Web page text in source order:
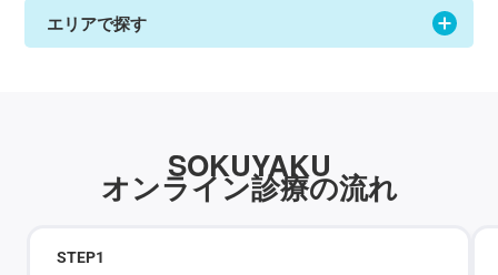
エリアで探す
SOKUYAKU
オンライン診療の流れ
STEP1